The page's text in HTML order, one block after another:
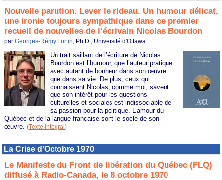
Nouvelle parution. Lever le rideau. Un humour délicat,
une ironie toujours sympathique dans ce premier
recueil de nouvelles de l’écrivain Nicolas Bourdon
parGeorges-Rémy Fortin, Ph.D., Université d'Ottawa
Un trait saillant de l’écriture de Nicolas
Bourdon est l’humour, que l’auteur pratique
avec autant de bonheur dans son œuvre
que dans sa vie. De plus, ceux qui
connaissent Nicolas, comme moi, savent
que son intérêt pour les questions
culturelles et sociales est indissociable de
sa passion pour la politique. L’amour du
Québec et de la langue française sont le socle de son
œuvre.(Texte intégral)
La Crise d'Octobre 1970
Le Manifeste du Front de libération du Québec (FLQ)
diffusé à Radio-Canada, le 8 octobre 1970